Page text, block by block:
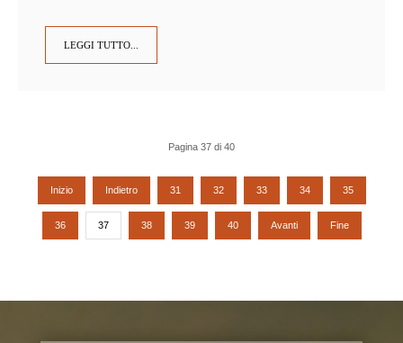
LEGGI TUTTO...
Pagina 37 di 40
Inizio Indietro 31 32 33 34 35
36 37 38 39 40 Avanti Fine